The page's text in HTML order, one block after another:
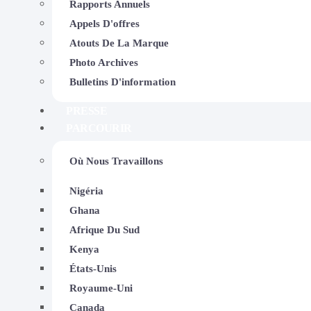
Rapports Annuels
Appels D'offres
Atouts De La Marque
Photo Archives
Bulletins D'information
Où Nous Travaillons
Nigéria
Ghana
Afrique Du Sud
Kenya
États-Unis
Royaume-Uni
Canada
Ogodo Community To
Restoration Project